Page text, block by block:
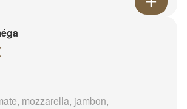
mozzarella, jambon,